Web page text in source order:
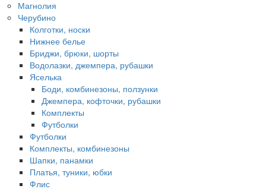
Магнолия
Черубино
Колготки, носки
Нижнее белье
Бриджи, брюки, шорты
Водолазки, джемпера, рубашки
Яселька
Боди, комбинезоны, ползунки
Джемпера, кофточки, рубашки
Комплекты
Футболки
Футболки
Комплекты, комбинезоны
Шапки, панамки
Платья, туники, юбки
Флис